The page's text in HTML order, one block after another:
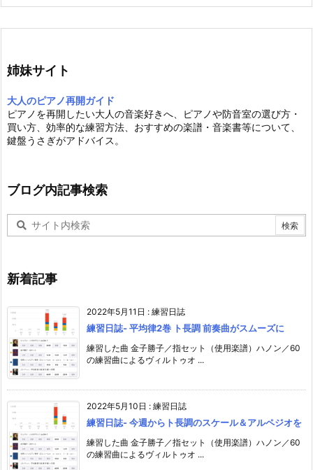
姉妹サイト
大人のピアノ再開ガイド
ピアノを再開したい大人の音楽好きへ、ピアノや防音室の選び方・
買い方、効率的な練習方法、おすすめの楽譜・音楽書等について、
鍵盤うさぎがアドバイス。
ブログ内記事検索
新着記事
2022年5月11日 : 練習日誌
練習日誌- 平均律2巻 ト長調 前奏曲がスムーズに
練習した曲 金子勝子／指セット（使用楽譜）ハノン／60
の練習曲によるヴィルトゥオ ...
2022年5月10日 : 練習日誌
練習日誌- 今週からト長調のスケール＆アルペジオを
練習した曲 金子勝子／指セット（使用楽譜）ハノン／60
の練習曲によるヴィルトゥオ ...